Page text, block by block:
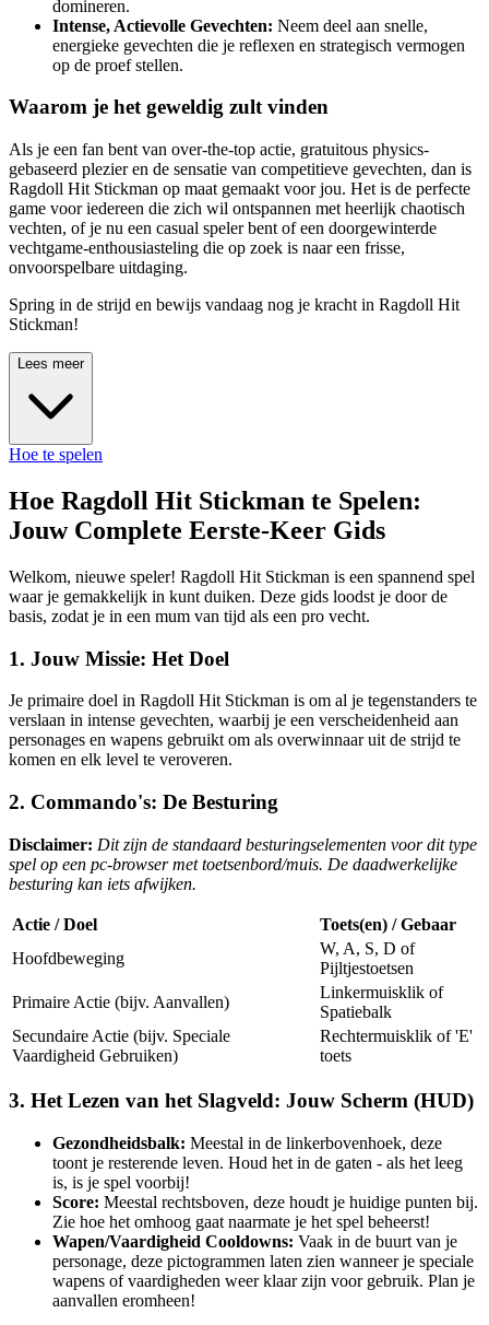
domineren.
Intense, Actievolle Gevechten: Neem deel aan snelle,
energieke gevechten die je reflexen en strategisch vermogen
op de proef stellen.
Waarom je het geweldig zult vinden
Als je een fan bent van over-the-top actie, gratuitous physics-
gebaseerd plezier en de sensatie van competitieve gevechten, dan is
Ragdoll Hit Stickman op maat gemaakt voor jou. Het is de perfecte
game voor iedereen die zich wil ontspannen met heerlijk chaotisch
vechten, of je nu een casual speler bent of een doorgewinterde
vechtgame-enthousiasteling die op zoek is naar een frisse,
onvoorspelbare uitdaging.
Spring in de strijd en bewijs vandaag nog je kracht in Ragdoll Hit
Stickman!
Lees meer
Hoe te spelen
Hoe Ragdoll Hit Stickman te Spelen:
Jouw Complete Eerste-Keer Gids
Welkom, nieuwe speler! Ragdoll Hit Stickman is een spannend spel
waar je gemakkelijk in kunt duiken. Deze gids loodst je door de
basis, zodat je in een mum van tijd als een pro vecht.
1. Jouw Missie: Het Doel
Je primaire doel in Ragdoll Hit Stickman is om al je tegenstanders te
verslaan in intense gevechten, waarbij je een verscheidenheid aan
personages en wapens gebruikt om als overwinnaar uit de strijd te
komen en elk level te veroveren.
2. Commando's: De Besturing
Disclaimer: Dit zijn de standaard besturingselementen voor dit type
spel op een pc-browser met toetsenbord/muis. De daadwerkelijke
besturing kan iets afwijken.
Actie / Doel
Toets(en) / Gebaar
Hoofdbeweging
W, A, S, D of
Pijltjestoetsen
Primaire Actie (bijv. Aanvallen)
Linkermuisklik of
Spatiebalk
Secundaire Actie (bijv. Speciale
Vaardigheid Gebruiken)
Rechtermuisklik of 'E'
toets
3. Het Lezen van het Slagveld: Jouw Scherm (HUD)
Gezondheidsbalk: Meestal in de linkerbovenhoek, deze
toont je resterende leven. Houd het in de gaten - als het leeg
is, is je spel voorbij!
Score: Meestal rechtsboven, deze houdt je huidige punten bij.
Zie hoe het omhoog gaat naarmate je het spel beheerst!
Wapen/Vaardigheid Cooldowns: Vaak in de buurt van je
personage, deze pictogrammen laten zien wanneer je speciale
wapens of vaardigheden weer klaar zijn voor gebruik. Plan je
aanvallen eromheen!